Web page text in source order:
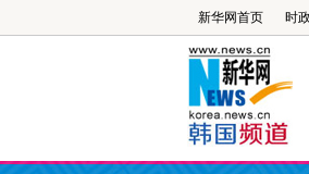
新华网首页 时